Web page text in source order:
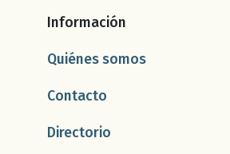
Información
Quiénes somos
Contacto
Directorio